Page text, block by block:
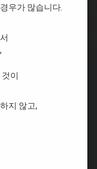
우가 많습니다.
이
지 않고,